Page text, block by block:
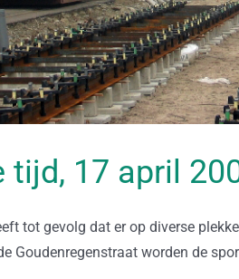
tijd, 17 april
tot gevolg dat er op diverse
Goudenregenstraat worden de